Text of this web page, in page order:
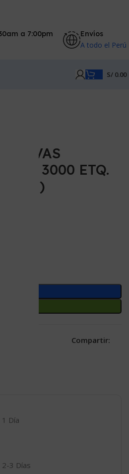
a 7:00pm Envíos
A todo el Perú
S/ 0.00
1″ X 3000 ETQ.
Compartir:
1 Día
2-3 Días